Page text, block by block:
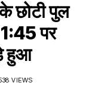
छोटी पुल
पर
हुआ
VIEWS